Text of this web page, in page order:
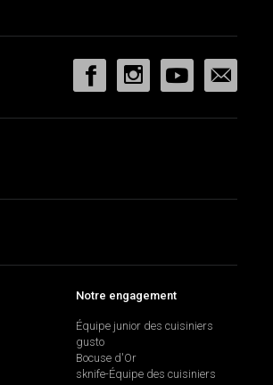
Notre engagement
Équipe junior des cuisiniers
gusto
Bocuse d'Or
sknife-Équipe des cuisiniers